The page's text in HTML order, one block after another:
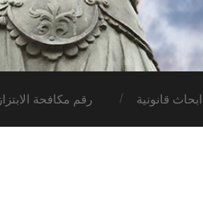
ابحاث قانونية رقم مكافحة الابتزاز